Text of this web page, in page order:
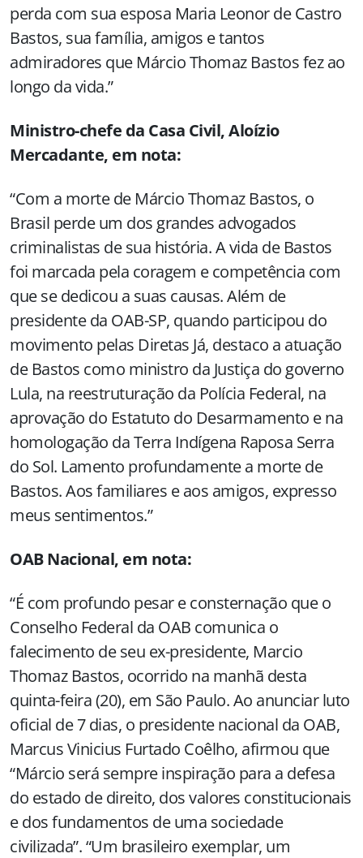
perda com sua esposa Maria Leonor de Castro
Bastos, sua família, amigos e tantos
admiradores que Márcio Thomaz Bastos fez ao
longo da vida.”
Ministro-chefe da Casa Civil, Aloízio
Mercadante, em nota:
“Com a morte de Márcio Thomaz Bastos, o
Brasil perde um dos grandes advogados
criminalistas de sua história. A vida de Bastos
foi marcada pela coragem e competência com
que se dedicou a suas causas. Além de
presidente da OAB-SP, quando participou do
movimento pelas Diretas Já, destaco a atuação
de Bastos como ministro da Justiça do governo
Lula, na reestruturação da Polícia Federal, na
aprovação do Estatuto do Desarmamento e na
homologação da Terra Indígena Raposa Serra
do Sol. Lamento profundamente a morte de
Bastos. Aos familiares e aos amigos, expresso
meus sentimentos.”
OAB Nacional, em nota:
“É com profundo pesar e consternação que o
Conselho Federal da OAB comunica o
falecimento de seu ex-presidente, Marcio
Thomaz Bastos, ocorrido na manhã desta
quinta-feira (20), em São Paulo. Ao anunciar luto
oficial de 7 dias, o presidente nacional da OAB,
Marcus Vinicius Furtado Coêlho, afirmou que
“Márcio será sempre inspiração para a defesa
do estado de direito, dos valores constitucionais
e dos fundamentos de uma sociedade
civilizada”. “Um brasileiro exemplar, um